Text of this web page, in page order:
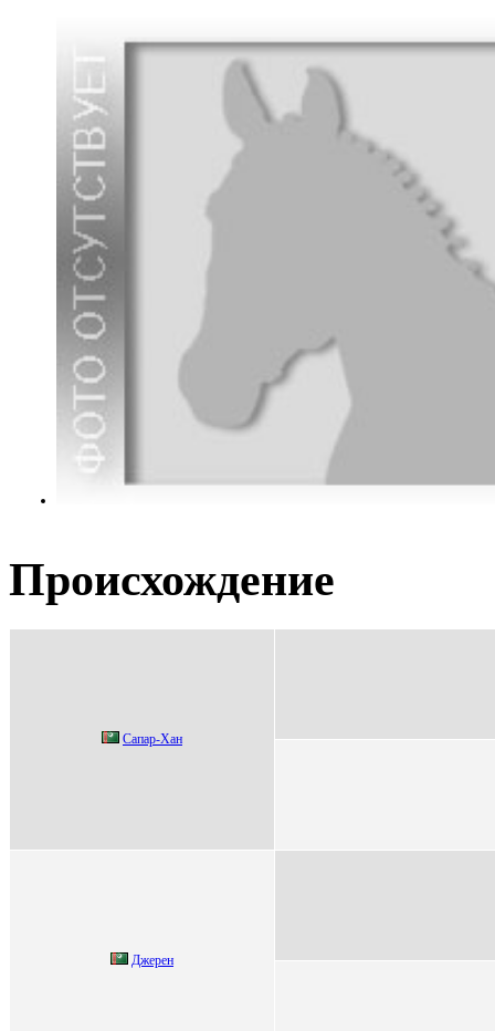
Происхождение
Cапар-Хан
Джерен